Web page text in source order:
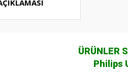
ÜRÜNLER
Philips